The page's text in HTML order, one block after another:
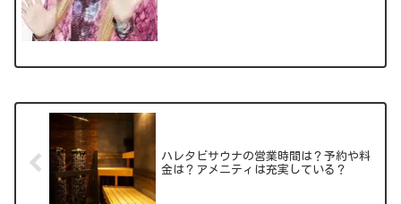
ハレタビサウナの営業時間は？予約や料
金は？アメニティは充実している？